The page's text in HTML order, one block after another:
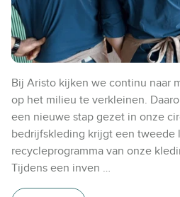
Bij Aristo kijken we continu naar
op het milieu te verkleinen.
een nieuwe stap gezet in onze
bedrijfskleding krijgt een tweede
recycleprogramma van onze
Tijdens een inven …